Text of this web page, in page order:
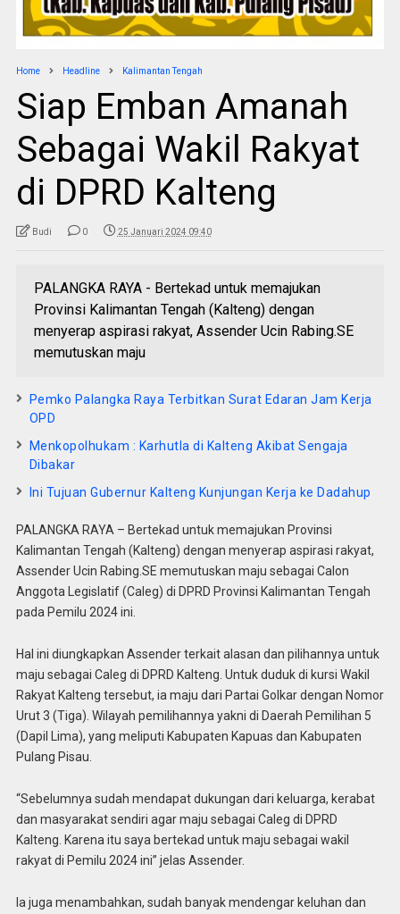
Home Headline Kalimantan Tengah
Siap Emban Amanah
Sebagai Wakil Rakyat
di DPRD Kalteng
Budi 0 25 Januari 2024 09:40
PALANGKA RAYA - Bertekad untuk memajukan
Provinsi Kalimantan Tengah (Kalteng) dengan
menyerap aspirasi rakyat, Assender Ucin Rabing.SE
memutuskan maju
Pemko Palangka Raya Terbitkan Surat Edaran Jam Kerja
OPD
Menkopolhukam : Karhutla di Kalteng Akibat Sengaja
Dibakar
Ini Tujuan Gubernur Kalteng Kunjungan Kerja ke Dadahup
PALANGKA RAYA – Bertekad untuk memajukan Provinsi
Kalimantan Tengah (Kalteng) dengan menyerap aspirasi rakyat,
Assender Ucin Rabing.SE memutuskan maju sebagai Calon
Anggota Legislatif (Caleg) di DPRD Provinsi Kalimantan Tengah
pada Pemilu 2024 ini.
Hal ini diungkapkan Assender terkait alasan dan pilihannya untuk
maju sebagai Caleg di DPRD Kalteng. Untuk duduk di kursi Wakil
Rakyat Kalteng tersebut, ia maju dari Partai Golkar dengan Nomor
Urut 3 (Tiga). Wilayah pemilihannya yakni di Daerah Pemilihan 5
(Dapil Lima), yang meliputi Kabupaten Kapuas dan Kabupaten
Pulang Pisau.
“Sebelumnya sudah mendapat dukungan dari keluarga, kerabat
dan masyarakat sendiri agar maju sebagai Caleg di DPRD
Kalteng. Karena itu saya bertekad untuk maju sebagai wakil
rakyat di Pemilu 2024 ini” jelas Assender.
Ia juga menambahkan, sudah banyak mendengar keluhan dan